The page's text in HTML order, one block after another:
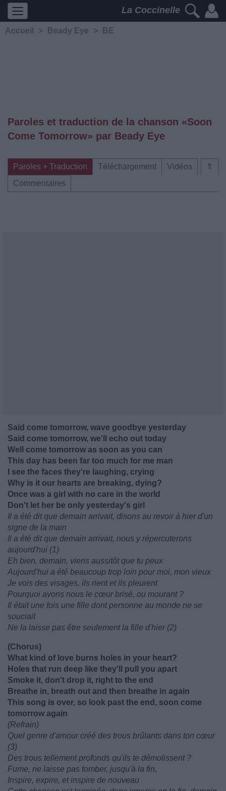
La Coccinelle
Accueil > Beady Eye > BE
Paroles et traduction de la chanson «Soon
Come Tomorrow» par Beady Eye
⇑
Paroles + Traduction Téléchargement
Vidéos
Commentaires
Said come tomorrow, wave goodbye yesterday
Said come tomorrow, we'll echo out today
Well come tomorrow as soon as you can
This day has been far too much for me man
I see the faces they're laughing, crying
Why is it our hearts are breaking, dying?
Once was a girl with no care in the world
Don't let her be only yesterday's girl
Il a été dit que demain arrivait, disons au revoir à hier d'un
signe de la main
Il a été dit que demain arrivait, nous y répercuterons
aujourd'hui (1)
Eh bien, demain, viens aussitôt que tu peux
Aujourd'hui a été beaucoup trop loin pour moi, mon vieux
Je vois des visages, ils rient et ils pleurent
Pourquoi avons nous le cœur brisé, ou mourant ?
Il était une fois une fille dont personne au monde ne se
souciait
Ne la laisse pas être seulement la fille d'hier (2)
(Chorus)
What kind of love burns holes in your heart?
Holes that run deep like they'll pull you apart
Smoke it, don't drop it, right to the end
Breathe in, breath out and then breathe in again
This song is over, so look past the end, soon come
tomorrow again
(Refrain)
Quel genre d'amour créé des trous brûlants dans ton cœur
(3)
Des trous tellement profonds qu'ils te démolissent ?
Fume, ne laisse pas tomber, jusqu'à la fin,
Inspire, expire, et inspire de nouveau